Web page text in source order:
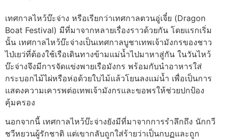
เทศกาลไหว้บ๊ะจ่าง หรือเรียกว่าเทศกาลตวนอู่เจี๋ย (Dragon
Boat Festival) มีที่มาจากหลายเรื่องราวด้วยกัน โดยแรกเริ่ม
นั้น เทศกาลไหว้บ๊ะจ่างเป็นเทศกาลบูชาเทพเจ้ามังกรของชาว
ไป่เยว่ที่ต้องใช้เรือเดินทางข้ามแม่น้ำไปมาหาสู่กัน ในวันไหว้
บ๊ะจ่างจึงมีการจัดแข่งพายเรือมังกร พร้อมกับนำอาหารใส่
กระบอกไม้ไผ่หรือห่อด้วยใบไม้แล้วโยนลงแม่น้ำ เพื่อเป็นการ
แสดงความเคารพต่อเทพเจ้ามังกรและขอพรให้ช่วยปกป้อง
คุ้มครอง
นอกจากนี้ เทศกาลไหว้บ๊ะจ่างยังมีที่มาจากการรำลึกถึง นักกวี
ชวีหยวนผู้รักชาติ แต่เขากลับถูกใส่ร้ายว่าเป็นกบฏและถูก